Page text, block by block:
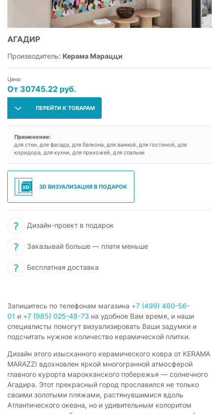
АГАДИР
Производитель: Керама Марацци
Цена:
От 30745.22 руб.
ПЕРЕЙТИ К ТОВАРАМ
Применение:
для стен, для фасада, для балкона, для ванной, для гостиной, для
коридора, для кухни, для прихожей, для спальни
3D ВИЗУАЛИЗАЦИЯ В ПОДАРОК
Дизайн-проект в подарок
Заказывай больше — плати меньше
Бесплатная доставка
Запишитесь по телефонам магазина +7 (499) 460-56-
01 и +7 (985) 025-48-73 на удобное Вам время, и наши
специалисты помогут визуализировать Ваши задумки и
подсчитать нужное количество керамической плитки.
Дизайн этого изысканного керамического ковра от KERAMA
MARAZZI вдохновлен яркой многогранной атмосферой
главного курорта марокканского побережья — солнечного
Агадира. Этот прекрасный город прославился не только
своими золотыми пляжами, растянувшимися вдоль
Атлантического океана, но и удивительным колоритом